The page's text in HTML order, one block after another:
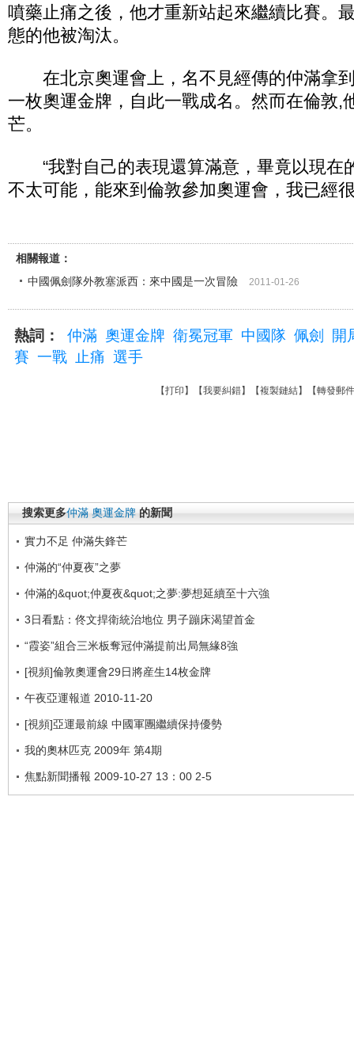
噴藥止痛之後，他才重新站起來繼續比賽。
態的他被淘汰。
在北京奧運會上，名不見經傳的仲滿拿
一枚奧運金牌，自此一戰成名。然而在倫敦,
芒。
“我對自己的表現還算滿意，畢竟以現在
不太可能，能來到倫敦參加奧運會，我已經
相關報道：
中國佩劍隊外教塞派西：來中國是一次冒險
2011-01-26
熱詞： 仲滿 奧運金牌 衛冕冠軍 中國隊 佩劍
開
賽 一戰 止痛 選手
【打印 】【我要糾錯】【複製鏈結】【轉發郵件
搜索更多仲滿 奧運金牌 的新聞
實力不足 仲滿失鋒芒
仲滿的“仲夏夜”之夢
仲滿的&quot;仲夏夜&quot;之夢:夢想延續至十六強
3日看點：佟文捍衛統治地位 男子蹦床渴望首金
“霞姿”組合三米板奪冠仲滿提前出局無緣8強
[視頻]倫敦奧運會29日將産生14枚金牌
午夜亞運報道 2010-11-20
[視頻]亞運最前線 中國軍團繼續保持優勢
我的奧林匹克 2009年 第4期
焦點新聞播報 2009-10-27 13：00 2-5